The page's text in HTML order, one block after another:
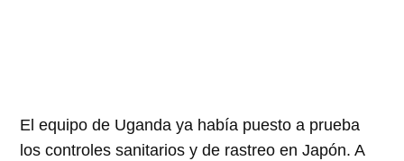
El equipo de Uganda ya había puesto a prueba
los controles sanitarios y de rastreo en Japón. A